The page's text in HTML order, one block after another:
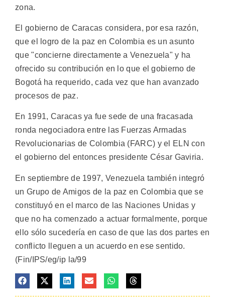
zona.
El gobierno de Caracas considera, por esa razón,
que el logro de la paz en Colombia es un asunto
que "concierne directamente a Venezuela" y ha
ofrecido su contribución en lo que el gobierno de
Bogotá ha requerido, cada vez que han avanzado
procesos de paz.
En 1991, Caracas ya fue sede de una fracasada
ronda negociadora entre las Fuerzas Armadas
Revolucionarias de Colombia (FARC) y el ELN con
el gobierno del entonces presidente César Gaviria.
En septiembre de 1997, Venezuela también integró
un Grupo de Amigos de la paz en Colombia que se
constituyó en el marco de las Naciones Unidas y
que no ha comenzado a actuar formalmente, porque
ello sólo sucedería en caso de que las dos partes en
conflicto lleguen a un acuerdo en ese sentido.
(Fin/IPS/eg/ip la/99